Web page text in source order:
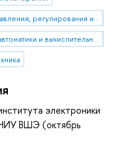
50.43.00 Системы автоматического управления, регулирования и контроля
50.09.00 Элементы, узлы и устройства автоматики и вычислительной техники
электроники
ВШЭ (октябрь